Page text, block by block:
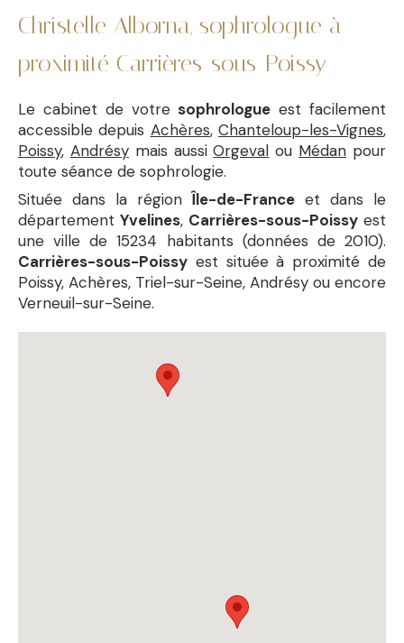
Christelle Alborna, sophrologue à
proximité Carrières-sous-Poissy
Le cabinet de votresophrologue est facilement
accessible depuis Achères,Chanteloup-les-Vignes,
Poissy, Andrésymais aussiOrgeval ou Médan pour
toute séance de sophrologie.
Située dans la régionÎle-de-France et dans le
département Yvelines, Carrières-sous-Poissy est
une ville de 15234 habitants (données de 2010).
Carrières-sous-Poissy est située à proximité de
Poissy, Achères, Triel-sur-Seine, Andrésy ou encore
Verneuil-sur-Seine.